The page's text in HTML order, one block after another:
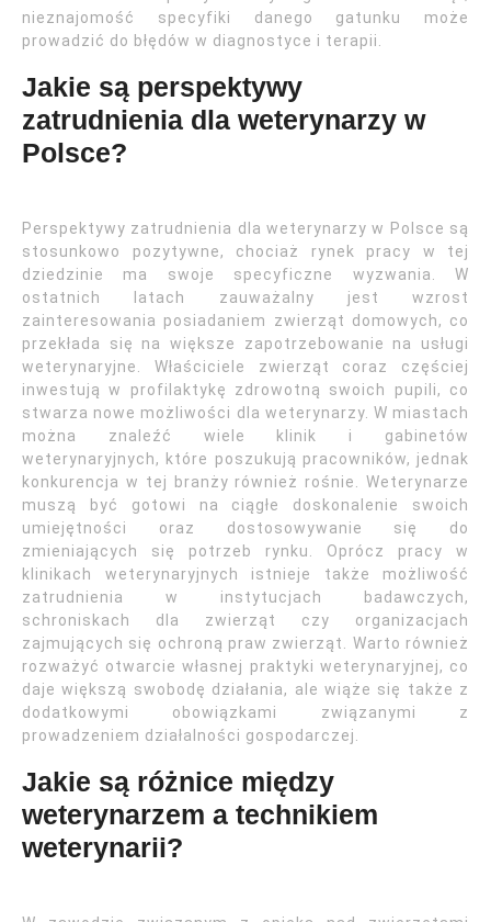
nieznajomość specyfiki danego gatunku może
prowadzić do błędów w diagnostyce i terapii.
Jakie są perspektywy
zatrudnienia dla weterynarzy w
Polsce?
Perspektywy zatrudnienia dla weterynarzy w Polsce są
stosunkowo pozytywne, chociaż rynek pracy w tej
dziedzinie ma swoje specyficzne wyzwania. W
ostatnich latach zauważalny jest wzrost
zainteresowania posiadaniem zwierząt domowych, co
przekłada się na większe zapotrzebowanie na usługi
weterynaryjne. Właściciele zwierząt coraz częściej
inwestują w profilaktykę zdrowotną swoich pupili, co
stwarza nowe możliwości dla weterynarzy. W miastach
można znaleźć wiele klinik i gabinetów
weterynaryjnych, które poszukują pracowników, jednak
konkurencja w tej branży również rośnie. Weterynarze
muszą być gotowi na ciągłe doskonalenie swoich
umiejętności oraz dostosowywanie się do
zmieniających się potrzeb rynku. Oprócz pracy w
klinikach weterynaryjnych istnieje także możliwość
zatrudnienia w instytucjach badawczych,
schroniskach dla zwierząt czy organizacjach
zajmujących się ochroną praw zwierząt. Warto również
rozważyć otwarcie własnej praktyki weterynaryjnej, co
daje większą swobodę działania, ale wiąże się także z
dodatkowymi obowiązkami związanymi z
prowadzeniem działalności gospodarczej.
Jakie są różnice między
weterynarzem a technikiem
weterynarii?